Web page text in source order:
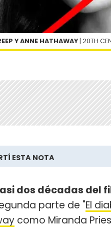
Y ANNE HATHAWAY| 20TH
ESTA NOTA
dos décadas del
parte de "El
como Miranda